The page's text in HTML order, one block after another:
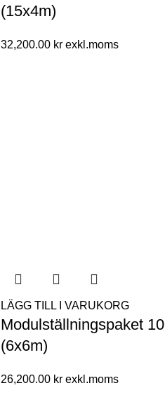
(15x4m)
32,200.00 kr
LÄGG TILL I VARUKORG
Modulställningspaket 10
(6x6m)
26,200.00 kr